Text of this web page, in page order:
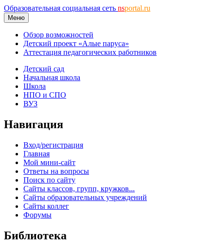
Образовательная социальная сеть nsportal.ru
Меню
Обзор возможностей
Детский проект «Алые паруса»
Аттестация педагогических работников
Детский сад
Начальная школа
Школа
НПО и СПО
ВУЗ
Навигация
Вход/регистрация
Главная
Мой мини-сайт
Ответы на вопросы
Поиск по сайту
Сайты классов, групп, кружков...
Сайты образовательных учреждений
Сайты коллег
Форумы
Библиотека